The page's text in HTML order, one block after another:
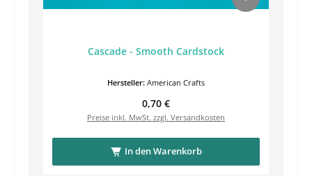
Cascade - Smooth Cardstock
Hersteller: American Crafts
Regulärer Preis:
0,70 €
Preise inkl. MwSt. zzgl. Versandkosten
In den Warenkorb